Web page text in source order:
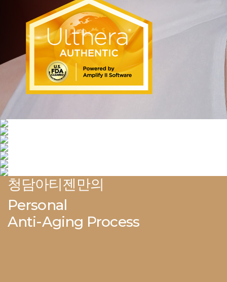
청담아티젠만의
Personal
Anti-Aging Process